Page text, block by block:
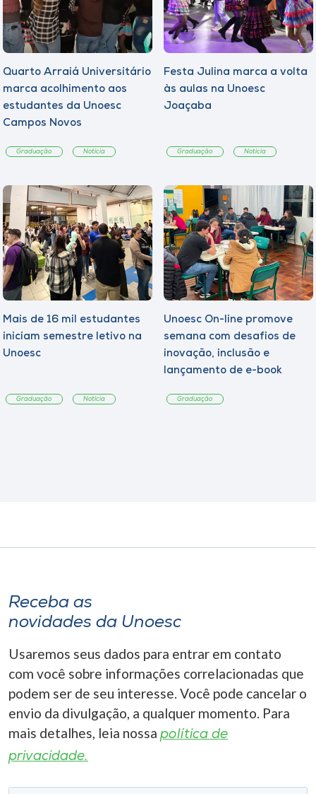
Quarto Arraiá Universitário
marca acolhimento aos
estudantes da Unoesc
Campos Novos
Graduação Notícia
Festa Julina marca a volta
às aulas na Unoesc
Joaçaba
Graduação Notícia
Mais de 16 mil estudantes
iniciam semestre letivo na
Unoesc
Graduação Notícia
Unoesc On-line promove
semana com desafios de
inovação, inclusão e
lançamento de e-book
Graduação
Receba as
novidades da Unoesc
Usaremos seus dados para entrar em contato
com você sobre informações correlacionadas que
podem ser de seu interesse. Você pode cancelar o
envio da divulgação, a qualquer momento. Para
mais detalhes, leia nossa política de
privacidade.